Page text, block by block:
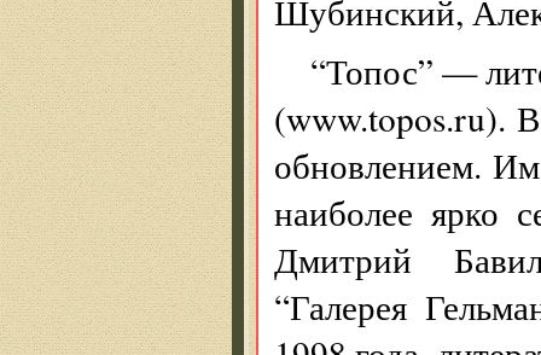
Шубинский,
“Топос” —
(www.topos.ru).
обновлением.
наиболее ярко
Дмитрий
“Галерея